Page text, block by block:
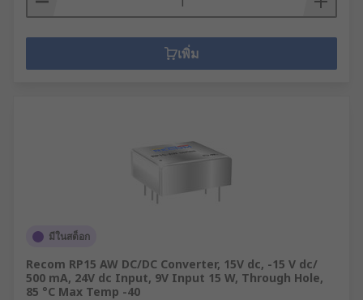
เพิ่ม
มีในสต็อก
Recom RP15 AW DC/DC Converter, 15V dc, -15 V dc/
500 mA, 24V dc Input, 9V Input 15 W, Through Hole,
85 °C Max Temp -40